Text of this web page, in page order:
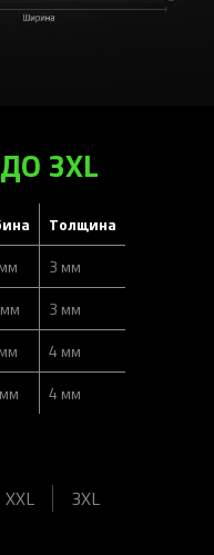
3XL
Толщина
3 мм
3 мм
4 мм
4 мм
XXL 3XL